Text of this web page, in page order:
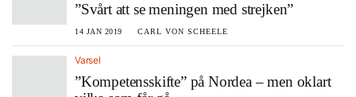
”Svårt att se meningen med strejken”
14 JAN 2019 CARL VON SCHEELE
Varsel
”Kompetensskifte” på Nordea – men oklart